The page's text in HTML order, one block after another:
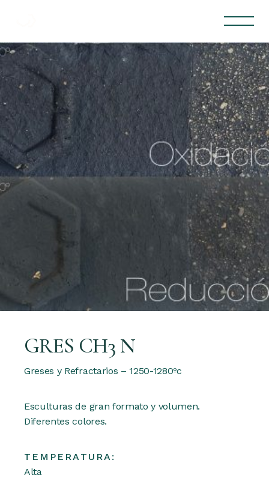
GRES CH3 N
Greses y Refractarios – 1250-1280ºc
Esculturas de gran formato y volumen.
Diferentes colores.
TEMPERATURA:
Alta